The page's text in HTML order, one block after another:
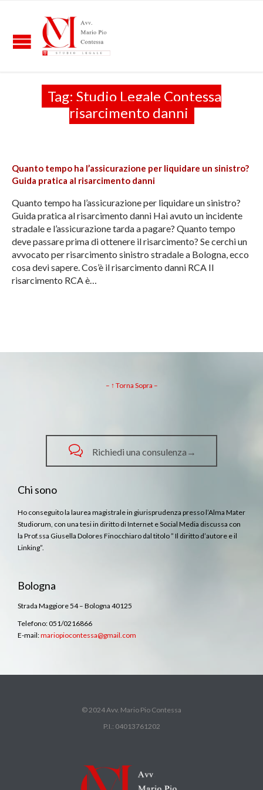
Tag: Studio Legale Contessa
risarcimento danni
Quanto tempo ha l’assicurazione per liquidare un sinistro?
Guida pratica al risarcimento danni
Quanto tempo ha l’assicurazione per liquidare un sinistro?
Guida pratica al risarcimento danni Hai avuto un incidente
stradale e l’assicurazione tarda a pagare? Quanto tempo
deve passare prima di ottenere il risarcimento? Se cerchi un
avvocato per risarcimento sinistro stradale a Bologna, ecco
cosa devi sapere. Cos’è il risarcimento danni RCA Il
risarcimento RCA è…
– ↑ Torna Sopra –
 Richiedi una consulenza→
Chi sono
Ho conseguito la laurea magistrale in giurisprudenza presso l’Alma Mater
Studiorum, con una tesi in diritto di Internet e Social Media discussa con
la Prof.ssa Giusella Dolores Finocchiaro dal titolo ” Il diritto d’autore e il
Linking”.
Bologna
Strada Maggiore 54 – Bologna 40125
Telefono: 051/0216866
E-mail:mariopiocontessa@gmail.com
© 2024 Avv. Mario Pio Contessa
P.I.: 04013761202